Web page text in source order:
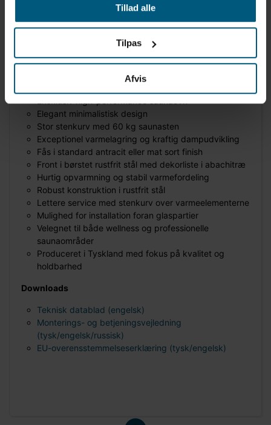
Tillad alle
Tilpas
Afvis
med optional bagpanel
Strømforsyning: 400 V 3N ~ 50/60 Hz
Mål: 85 × 51 × 53 cm
Produktion: Produceret i Tyskland
Elegant minimalistisk design
Stor stenkurv med 60 kg saunasten
Exceptionel varmelagring og kraftig dampudvikling
Fås i standard antracit eller mat sort finish
Front i børstet rustfrit stål med dekorliste i abachitræ
Hurtig opvarmning og stabil varmefordeling
Robust konstruktion i rustfrit stål
Lettere service med stenkurv over varmeelementerne
Mulighed for installation foran glaspartier
Velegnet til både wellness og professionelle
saunaområder
Produceret i Tyskland med fokus på kvalitet og
holdbarhed
Downloads
Teknisk datablad (engelsk)
Monterings- og betjeningsvejledning
(tysk/engelsk/russisk)
EU-overensstemmelseserklæring (tysk/engelsk)